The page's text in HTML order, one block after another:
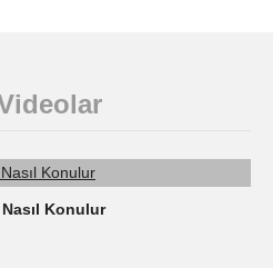
Konulur